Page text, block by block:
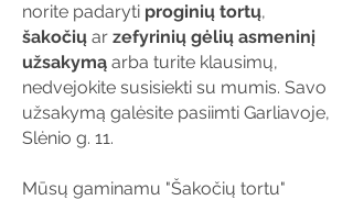
norite padaryti proginių tortų,
šakočių ar zefyrinių gėlių asmeninį
užsakymą arba turite klausimų,
nedvejokite susisiekti su mumis. Savo
užsakymą galėsite pasiimti Garliavoje,
Slėnio g. 11.
Mūsų gaminamu "Šakočių tortu"